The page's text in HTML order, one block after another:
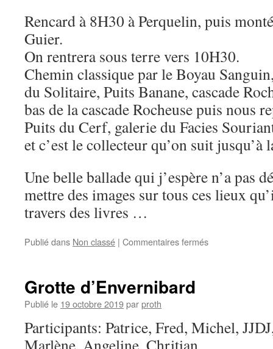
Rencard à 8H30 à Perquelin, puis
Guier.
On rentrera sous terre vers 10H30.
Chemin classique par le Boyau
du Solitaire, Puits Banane, cascade
bas de la cascade Rocheuse puis nous
Puits du Cerf, galerie du Facies
et c’est le collecteur qu’on suit jusqu’à
Une belle ballade qui j’espère n’a pas
mettre des images sur tous ces lieux
travers des livres …
Publié dans Non classé | Commentaires ferméssur
Grotte d’Envernibard
Publié le 19 octobre 2019parproth
Participants: Patrice, Fred, Michel,